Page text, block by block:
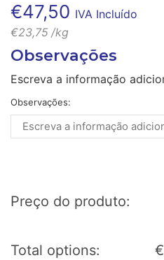
€47,50 IVA Incluído
€23,75 /kg
Observações
Escreva a informação
Observações:
Preço do produto:
Total options: €